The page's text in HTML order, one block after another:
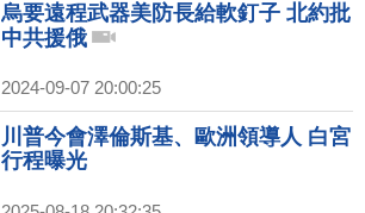
烏要遠程武器美防長給軟釘子 北約批
中共援俄
2024-09-07 20:00:25
川普今會澤倫斯基、歐洲領導人 白宮
行程曝光